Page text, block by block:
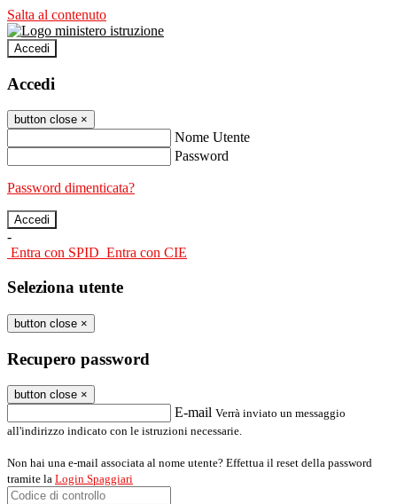
Salta al contenuto
Accedi
Accedi
button close ×
Nome Utente
Password
Password dimenticata?
-
Entra con SPID Entra con CIE
Seleziona utente
button close ×
Recupero password
button close ×
E-mail Verrà inviato un messaggio
all'indirizzo indicato con le istruzioni necessarie.
Non hai una e-mail associata al nome utente? Effettua il reset della password
tramite la Login Spaggiari